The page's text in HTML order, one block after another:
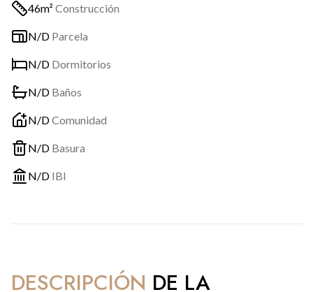
46m² Construcción
N/D Parcela
N/D Dormitorios
N/D Baños
N/DComunidad
N/D Basura
N/D IBI
DESCRIPCIÓN DE LA